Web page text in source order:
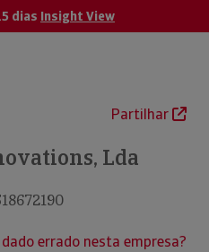
dias Insight View
Partilhar
Lda
errado nesta empresa?